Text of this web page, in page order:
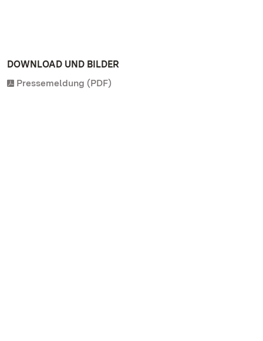
DOWNLOAD UND BILDER
Pressemeldung (PDF)